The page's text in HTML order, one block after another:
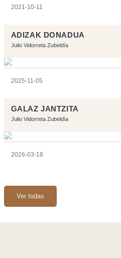
2021-10-11
ADIZAK DONADUA
Julio Vidorreta Zubeldía
2025-11-05
GALAZ JANTZITA
Julio Vidorreta Zubeldía
2026-03-18
Ver todas